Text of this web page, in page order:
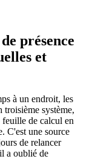
présence
et
à un endroit, les
troisième système,
de calcul en
C'est une source
de relancer
a oublié de